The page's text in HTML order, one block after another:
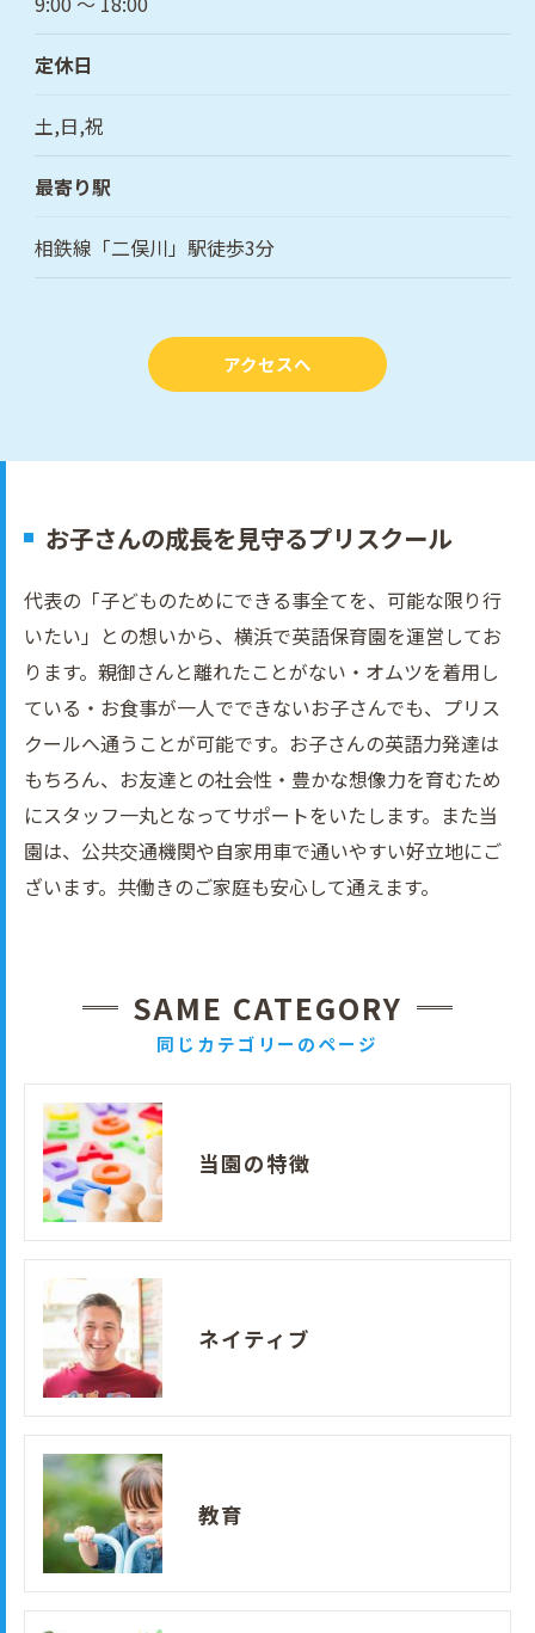
定休日
土,日,祝
最寄り駅
相鉄線「二俣川」駅徒歩3分
アクセスへ
お子さんの成長を見守るプリスクール
代表の「子どものためにできる事全てを、可能な限り行
いたい」との想いから、横浜で英語保育園を運営してお
ります。親御さんと離れたことがない・オムツを着用し
ている・お食事が一人でできないお子さんでも、プリス
クールへ通うことが可能です。お子さんの英語力発達は
もちろん、お友達との社会性・豊かな想像力を育むため
にスタッフ一丸となってサポートをいたします。また当
園は、公共交通機関や自家用車で通いやすい好立地にご
ざいます。共働きのご家庭も安心して通えます。
同じカテゴリーのページ
SAME CATEGORY
当園の特徴
ネイティブ
教育